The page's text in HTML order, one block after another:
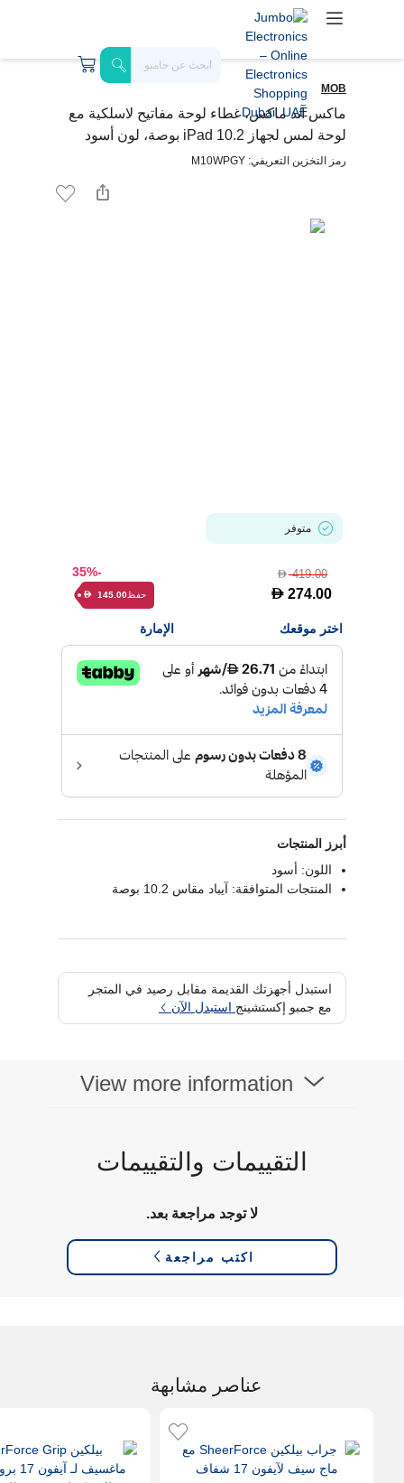
MOB
ماكس آند ماكس، غطاء لوحة مفاتيح لاسلكية مع
لوحة لمس لجهاز iPad 10.2 بوصة، لون أسود
رمز التخزين التعريفي: M10WPGY
متوفر
D419.00
D 274.00
-35%
حفظ D 145.00
اختر موقعك الإمارة
أبرز المنتجات
اللون: أسود
المنتجات المتوافقة: آيباد مقاس 10.2 بوصة
استبدل أجهزتك القديمة مقابل رصيد في المتجر
مع جمبو إكستشينج استبدل الآن
View more information
التقييمات والتقييمات
لا توجد مراجعة بعد.
اكتب مراجعة
عناصر مشابهة